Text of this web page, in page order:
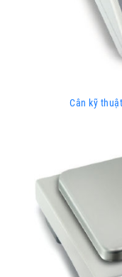
Cân kỹ